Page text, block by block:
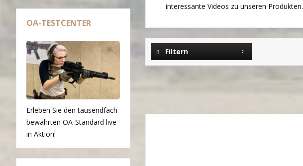
OA-TESTCENTER
Erleben Sie den tausendfach
bewährten OA-Standard live
in Aktion!
interessante Videos zu unseren Produkten.
Filtern